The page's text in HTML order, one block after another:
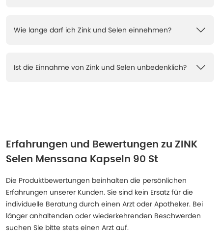
Wie lange darf ich Zink und Selen einnehmen?
Ist die Einnahme von Zink und Selen unbedenklich?
Erfahrungen und Bewertungen zu ZINK
Selen Menssana Kapseln 90 St
Die Produktbewertungen beinhalten die persönlichen
Erfahrungen unserer Kunden. Sie sind kein Ersatz für die
individuelle Beratung durch einen Arzt oder Apotheker. Bei
länger anhaltenden oder wiederkehrenden Beschwerden
suchen Sie bitte stets einen Arzt auf.